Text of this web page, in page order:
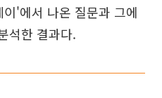
'에서 나온 질문과 그에
석한 결과다.